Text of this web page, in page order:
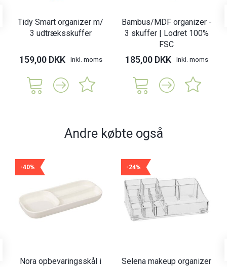
Tidy Smart organizer m/
3 udtræksskuffer
159,00 DKK Inkl. moms
Bambus/MDF organizer -
3 skuffer | Lodret 100%
FSC
185,00 DKK Inkl. moms
Andre købte også
-40%
Nora opbevaringsskål i
-24%
Selena makeup organizer